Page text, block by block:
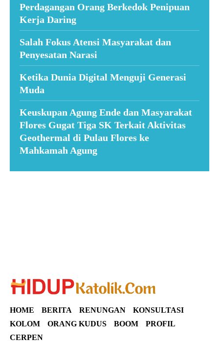
Perdagangan Orang Berkedok Penipuan
Kerja Daring
Salah Fokus Atensi Masyarakat dan
Penyesatan Narasi
Ketika Dunia Digital Menguji Generasi
Muda
Keuskupan Agung Ende dan Masyarakat
Flores Gugat Tiga SK Terkait Aktivitas
Geothermal di Pulau Flores ke
Mahkamah Agung
HOME BERITA RENUNGAN
KONSULTASI
KOLOM
ORANG KUDUS BOOM
PROFIL
CERPEN